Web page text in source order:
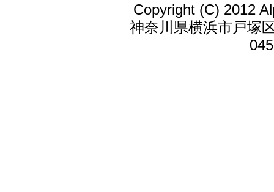
Copyright (C) 2012
神奈川県横浜市戸塚